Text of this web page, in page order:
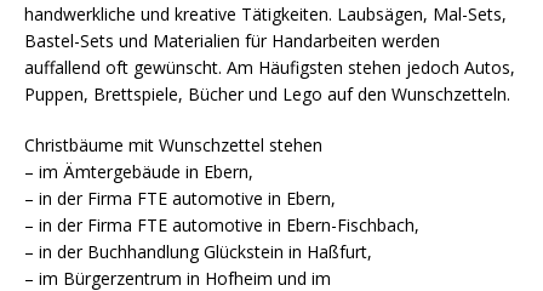
handwerkliche und kreative Tätigkeiten. Laubsägen, Mal-Sets,
Bastel-Sets und Materialien für Handarbeiten werden
auffallend oft gewünscht. Am Häufigsten stehen jedoch Autos,
Puppen, Brettspiele, Bücher und Lego auf den Wunschzetteln.
Christbäume mit Wunschzettel stehen
– im Ämtergebäude in Ebern,
– in der Firma FTE automotive in Ebern,
– in der Firma FTE automotive in Ebern-Fischbach,
– in der Buchhandlung Glückstein in Haßfurt,
– im Bürgerzentrum in Hofheim und im